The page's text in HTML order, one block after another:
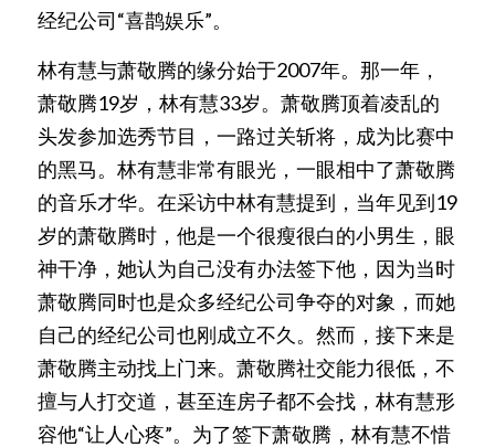
经纪公司“喜鹊娱乐”。
林有慧与萧敬腾的缘分始于2007年。那一年，
萧敬腾19岁，林有慧33岁。萧敬腾顶着凌乱的
头发参加选秀节目，一路过关斩将，成为比赛中
的黑马。林有慧非常有眼光，一眼相中了萧敬腾
的音乐才华。在采访中林有慧提到，当年见到19
岁的萧敬腾时，他是一个很瘦很白的小男生，眼
神干净，她认为自己没有办法签下他，因为当时
萧敬腾同时也是众多经纪公司争夺的对象，而她
自己的经纪公司也刚成立不久。然而，接下来是
萧敬腾主动找上门来。萧敬腾社交能力很低，不
擅与人打交道，甚至连房子都不会找，林有慧形
容他“让人心疼”。为了签下萧敬腾，林有慧不惜